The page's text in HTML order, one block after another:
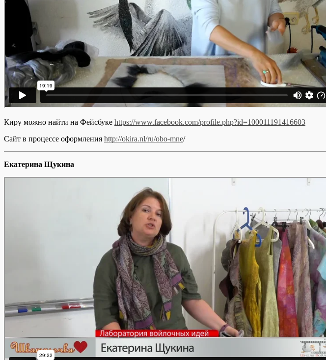
Киру можно найти на Фейсбуке https://www.facebook.com/profile.php?id=100011191416603
Сайт в процессе оформления http://okira.nl/ru/obo-mne/
Екатерина Щукина